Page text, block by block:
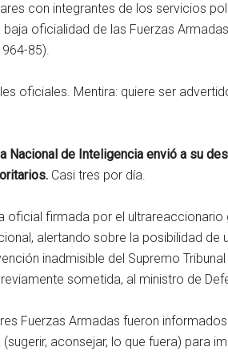
con integrantes de los servicios
oficialidad de las Fuerzas
85).
oficiales. Mentira: quiere ser
Nacional de Inteligencia envió a su
Casi tres por día.
oficial firmada por el ultrareaccionario
alertando sobre la posibilidad de
inadmisible del Supremo
sometida, al ministro de
Fuerzas Armadas fueron
aconsejar, lo que fuera) para